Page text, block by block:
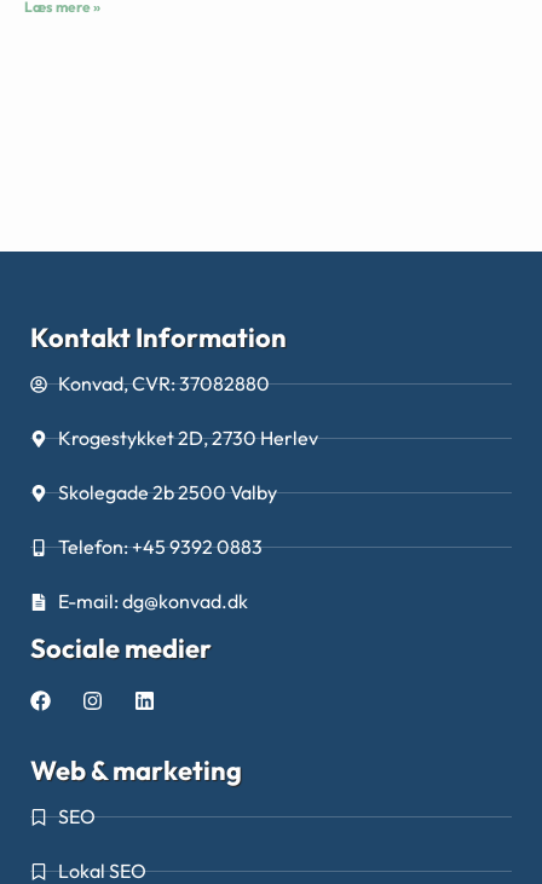
Læs mere »
Kontakt Information
Konvad, CVR: 37082880
Krogestykket 2D, 2730 Herlev
Skolegade 2b 2500 Valby
Telefon: +45 9392 0883
E-mail: dg@konvad.dk
Sociale medier
Web & marketing
SEO
Lokal SEO